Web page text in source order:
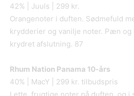
42% | Juuls | 299 kr.
Orangenoter i duften. Sødmefuld
krydderier og vanilje noter. Pæn og
krydret afslutning. 87
Rhum Nation Panama 10-års
40% | MacY | 299 kr. tilbudspris